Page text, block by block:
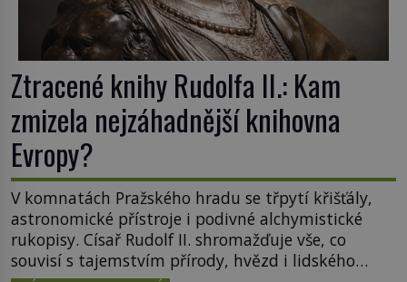
Ztracené knihy Rudolfa II.: Kam
zmizela nejzáhadnější knihovna
Evropy?
V komnatách Pražského hradu se třpytí křišťály,
astronomické přístroje i podivné alchymistické
rukopisy. Císař Rudolf II. shromažďuje vše, co
souvisí s tajemstvím přírody, hvězd i lidského